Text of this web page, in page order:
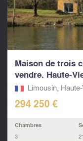
Maison de trois
vendre. Haute-
Limousin,
294 250 €
Chambres
3